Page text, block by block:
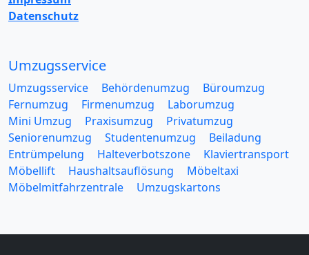
Datenschutz
Umzugsservice
Umzugsservice Behördenumzug
Büroumzug
Fernumzug
Firmenumzug
Laborumzug
Mini Umzug
Praxisumzug
Privatumzug
Seniorenumzug
Studentenumzug
Beiladung
Entrümpelung
Halteverbotszone
Klaviertransport
Möbellift
Haushaltsauflösung
Möbeltaxi
Möbelmitfahrzentrale
Umzugskartons